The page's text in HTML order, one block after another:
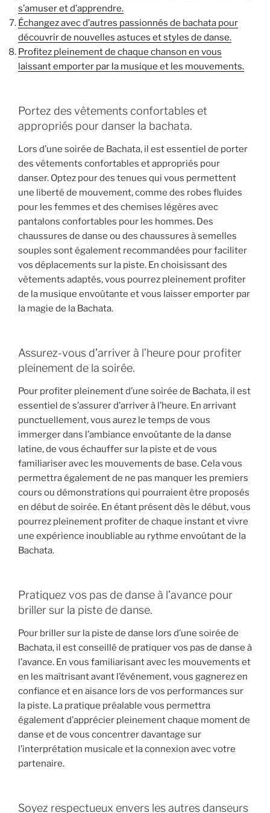
s’amuser et d’apprendre.
Échangez avec d’autres passionnés de bachata pour
découvrir de nouvelles astuces et styles de danse.
Profitez pleinement de chaque chanson en vous
laissant emporter par la musique et les mouvements.
Portez des vêtements confortables et
appropriés pour danser la bachata.
Lors d’une soirée de Bachata, il est essentiel de porter
des vêtements confortables et appropriés pour
danser. Optez pour des tenues qui vous permettent
une liberté de mouvement, comme des robes fluides
pour les femmes et des chemises légères avec
pantalons confortables pour les hommes. Des
chaussures de danse ou des chaussures à semelles
souples sont également recommandées pour faciliter
vos déplacements sur la piste. En choisissant des
vêtements adaptés, vous pourrez pleinement profiter
de la musique envoûtante et vous laisser emporter par
la magie de la Bachata.
Assurez-vous d’arriver à l’heure pour profiter
pleinement de la soirée.
Pour profiter pleinement d’une soirée de Bachata, il est
essentiel de s’assurer d’arriver à l’heure. En arrivant
punctuellement, vous aurez le temps de vous
immerger dans l’ambiance envoûtante de la danse
latine, de vous échauffer sur la piste et de vous
familiariser avec les mouvements de base. Cela vous
permettra également de ne pas manquer les premiers
cours ou démonstrations qui pourraient être proposés
en début de soirée. En étant présent dès le début, vous
pourrez pleinement profiter de chaque instant et vivre
une expérience inoubliable au rythme envoûtant de la
Bachata.
Pratiquez vos pas de danse à l’avance pour
briller sur la piste de danse.
Pour briller sur la piste de danse lors d’une soirée de
Bachata, il est conseillé de pratiquer vos pas de danse à
l’avance. En vous familiarisant avec les mouvements et
en les maîtrisant avant l’événement, vous gagnerez en
confiance et en aisance lors de vos performances sur
la piste. La pratique préalable vous permettra
également d’apprécier pleinement chaque moment de
danse et de vous concentrer davantage sur
l’interprétation musicale et la connexion avec votre
partenaire.
Soyez respectueux envers les autres danseurs